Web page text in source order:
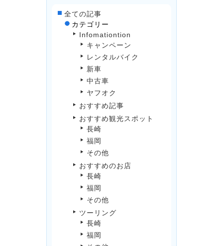
全ての記事
カテゴリー
Infomationtion
キャンペーン
レンタルバイク
新車
中古車
ヤフオク
おすすめ記事
おすすめ観光スポット
長崎
福岡
その他
おすすめのお店
長崎
福岡
その他
ツーリング
長崎
福岡